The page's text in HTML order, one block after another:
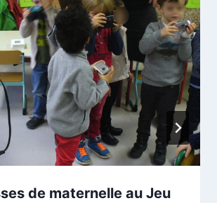
de maternelle au Jeu